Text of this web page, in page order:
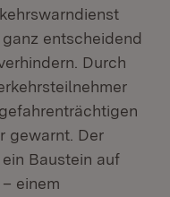
entscheidend
Durch
gewarnt. Der
Baustein auf
(Öffnet in neuem
– einem